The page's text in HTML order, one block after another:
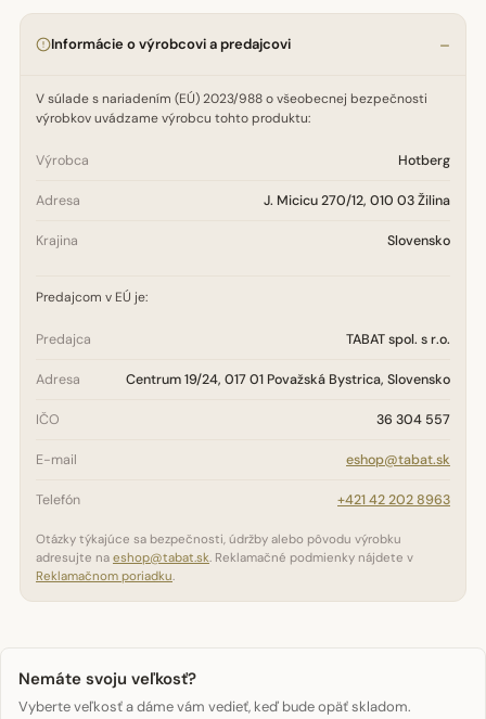
Informácie o výrobcovi a predajcovi
V súlade s nariadením (EÚ) 2023/988 o všeobecnej bezpečnosti
výrobkov uvádzame výrobcu tohto produktu:
Výrobca Hotberg
Adresa J. Micicu 270/12, 010 03 Žilina
Krajina Slovensko
Predajcom v EÚ je:
Predajca TABAT spol. s r.o.
Adresa Centrum 19/24, 017 01 Považská Bystrica, Slovensko
IČO 36 304 557
E-mail eshop@tabat.sk
Telefón +421 42 202 8963
Otázky týkajúce sa bezpečnosti, údržby alebo pôvodu výrobku
adresujte na eshop@tabat.sk. Reklamačné podmienky nájdete v
Reklamačnom poriadku.
Nemáte svoju veľkosť?
Vyberte veľkosť a dáme vám vedieť, keď bude opäť skladom.